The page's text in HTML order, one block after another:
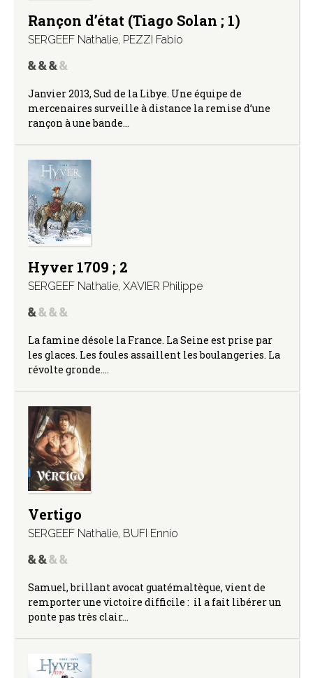
Rançon d’état (Tiago Solan ; 1)
SERGEEF Nathalie, PEZZI Fabio
Janvier 2013, Sud de la Libye. Une équipe de
mercenaires surveille à distance la remise d’une
rançon à une bande…
Hyver 1709 ; 2
SERGEEF Nathalie, XAVIER Philippe
La famine désole la France. La Seine est prise par
les glaces. Les foules assaillent les boulangeries. La
révolte gronde.…
Vertigo
SERGEEF Nathalie, BUFI Ennio
Samuel, brillant avocat guatémaltèque, vient de
remporter une victoire difficile : il a fait libérer un
ponte pas très clair…